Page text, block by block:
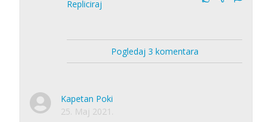
Repliciraj
Pogledaj 3 komentara
Kapetan Poki
25. Maj 2021.